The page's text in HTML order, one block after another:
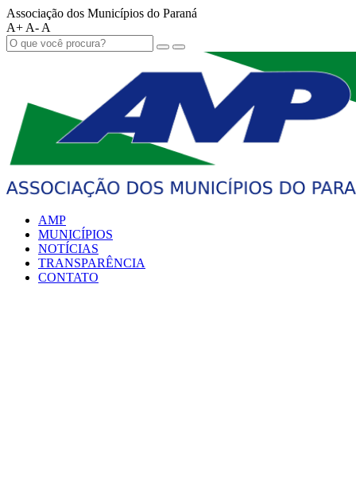
Associação dos Municípios do Paraná
A+ A- A
AMP
MUNICÍPIOS
NOTÍCIAS
TRANSPARÊNCIA
CONTATO